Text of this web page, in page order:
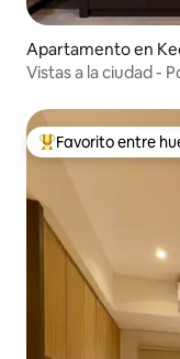
Apartamento en
Vistas a la ciudad -
Favorito entre
Favorito entre